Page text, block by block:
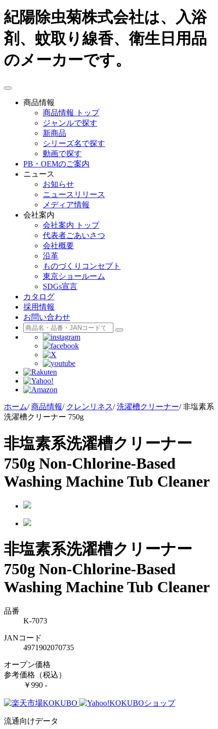
紀陽除虫菊株式会社は、入浴
剤、蚊取り線香、衛生日用品
のメーカーです。
toggle
navigation商品情報
商品情報 トップ
ジャンルで探す
新商品
シリーズ名で探す
動画で探す
PB・OEMのご案内
ニュース
お知らせ
ニュースリリース
メディア情報
会社案内
会社案内 トップ
代表者ごあいさつ
会社概要
沿革
ものづくりコンセプト
東京ショールーム
SDGs宣言
カタログ
採用情報
お問い合わせ
ホーム/ 商品情報/ クレンリネス/ 洗濯槽クリーナー/ 非塩素系
洗濯槽クリーナー 750g
非塩素系洗濯槽クリーナー
750g Non-Chlorine-Based
Washing Machine Tub Cleaner
非塩素系洗濯槽クリーナー
750g Non-Chlorine-Based
Washing Machine Tub Cleaner
品番
K-7073
JANコード
4971902070735
オープン価格
参考価格（税込）
￥990 -
流通向けデータ